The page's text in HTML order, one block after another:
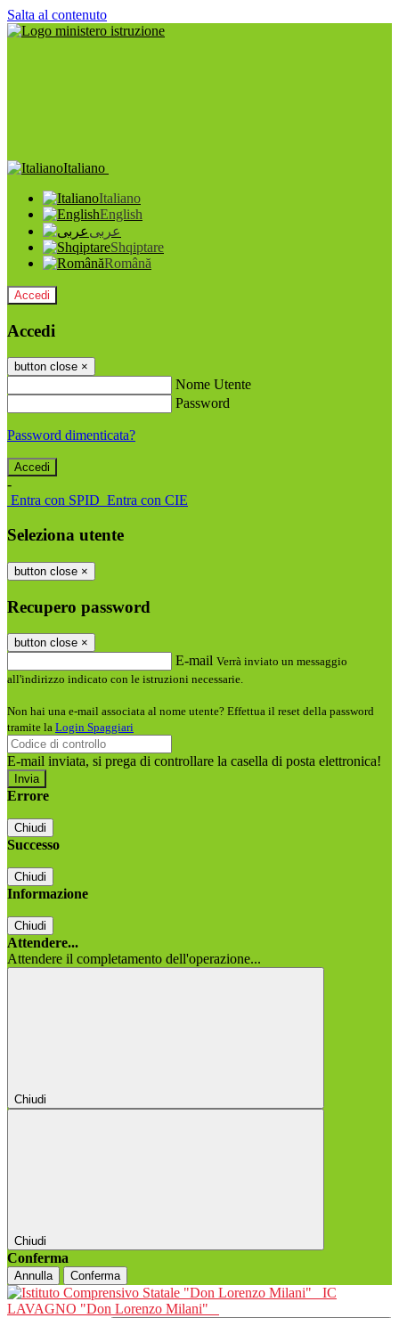
Salta al contenuto
Italiano
Italiano
English
عربى
Shqiptare
Română
Accedi
Accedi
button close ×
Nome Utente
Password
Password dimenticata?
-
Entra con SPID Entra con CIE
Seleziona utente
button close ×
Recupero password
button close ×
E-mail Verrà inviato un messaggio
all'indirizzo indicato con le istruzioni necessarie.
Non hai una e-mail associata al nome utente? Effettua il reset della password
tramite la Login Spaggiari
E-mail inviata, si prega di controllare la casella di posta elettronica!
Errore
Chiudi
Successo
Chiudi
Informazione
Chiudi
Attendere...
Attendere il completamento dell'operazione...
Chiudi
Chiudi
Conferma
Annulla Conferma
IC
LAVAGNO "Don Lorenzo Milani"